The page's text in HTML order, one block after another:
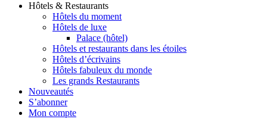
Hôtels & Restaurants
Hôtels du moment
Hôtels de luxe
Palace (hôtel)
Hôtels et restaurants dans les étoiles
Hôtels d’écrivains
Hôtels fabuleux du monde
Les grands Restaurants
Nouveautés
S’abonner
Mon compte